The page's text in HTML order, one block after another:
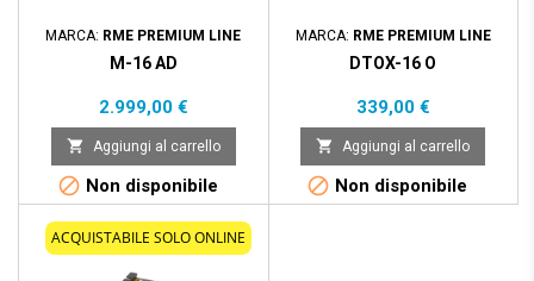
MARCA: RME PREMIUM LINE
M-16 AD
Prezzo
2.999,00 €
 Aggiungi al carrello
 Non disponibile
MARCA: RME PREMIUM LINE
DTOX-16 O
Prezzo
339,00 €
 Aggiungi al carrello
 Non disponibile
ACQUISTABILE SOLO ONLINE